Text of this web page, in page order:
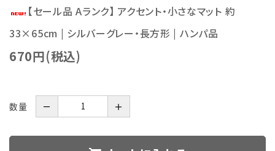
【セール品 Aランク】 アクセント・小さなマット 約
33×65cm | シルバーグレー・長方形 | ハンパ品
670円(税込)
数量 － ＋